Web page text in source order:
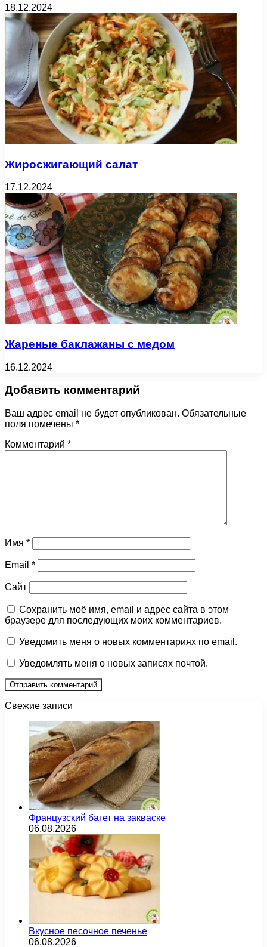
18.12.2024
Жиросжигающий салат
17.12.2024
Жареные баклажаны с медом
16.12.2024
Добавить комментарий
Ваш адрес email не будет опубликован. Обязательные
поля помечены *
Комментарий *
Имя *
Email *
Сайт
Сохранить моё имя, email и адрес сайта в этом
браузере для последующих моих комментариев.
Уведомить меня о новых комментариях по email.
Уведомлять меня о новых записях почтой.
Свежие записи
Французский багет на закваске
06.08.2026
Вкусное песочное печенье
06.08.2026